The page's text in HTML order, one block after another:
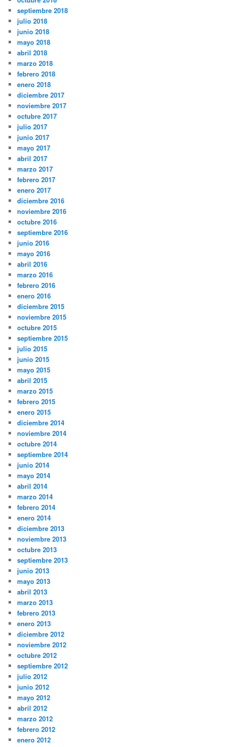
septiembre 2018
julio 2018
junio 2018
mayo 2018
abril 2018
marzo 2018
febrero 2018
enero 2018
diciembre 2017
noviembre 2017
octubre 2017
julio 2017
junio 2017
mayo 2017
abril 2017
marzo 2017
febrero 2017
enero 2017
diciembre 2016
noviembre 2016
octubre 2016
septiembre 2016
junio 2016
mayo 2016
abril 2016
marzo 2016
febrero 2016
enero 2016
diciembre 2015
noviembre 2015
octubre 2015
septiembre 2015
julio 2015
junio 2015
mayo 2015
abril 2015
marzo 2015
febrero 2015
enero 2015
diciembre 2014
noviembre 2014
octubre 2014
septiembre 2014
junio 2014
mayo 2014
abril 2014
marzo 2014
febrero 2014
enero 2014
diciembre 2013
noviembre 2013
octubre 2013
septiembre 2013
junio 2013
mayo 2013
abril 2013
marzo 2013
febrero 2013
enero 2013
diciembre 2012
noviembre 2012
octubre 2012
septiembre 2012
julio 2012
junio 2012
mayo 2012
abril 2012
marzo 2012
febrero 2012
enero 2012